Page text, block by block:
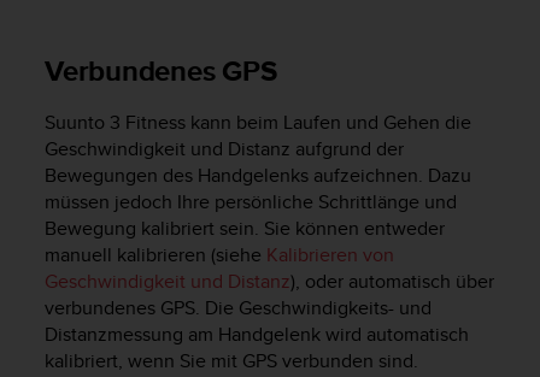
Verbundenes GPS
Suunto 3 Fitness kann beim Laufen und Gehen die
Geschwindigkeit und Distanz aufgrund der
Bewegungen des Handgelenks aufzeichnen. Dazu
müssen jedoch Ihre persönliche Schrittlänge und
Bewegung kalibriert sein. Sie können entweder
manuell kalibrieren (siehe Kalibrieren von
Geschwindigkeit und Distanz), oder automatisch über
verbundenes GPS. Die Geschwindigkeits- und
Distanzmessung am Handgelenk wird automatisch
kalibriert, wenn Sie mit GPS verbunden sind.